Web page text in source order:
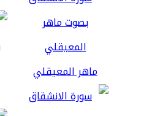
ماهر المعيقلي